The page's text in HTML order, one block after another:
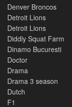
Denver Broncos
Detroit Lions
Detroit Lions
Diddly Squat Farm
Dinamo Bucuresti
Doctor
Drama
Drama 3 season
Dutch
F1